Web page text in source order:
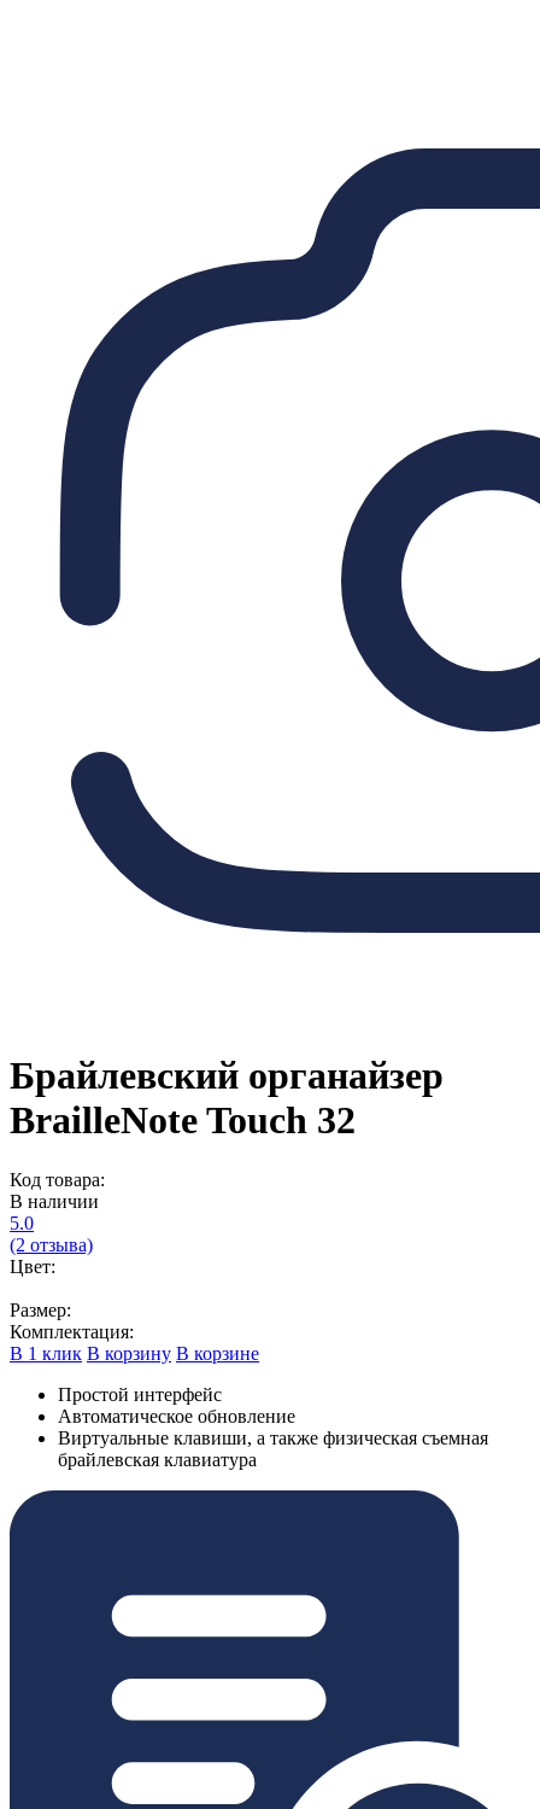
Брайлевский органайзер
BrailleNote Touch 32
Код товара:
В наличии
5.0
(2 отзыва)
Цвет:
Размер:
Комплектация:
В 1 клик В корзину В корзине
Простой интерфейс
Автоматическое обновление
Виртуальные клавиши, а также физическая съемная
брайлевская клавиатура